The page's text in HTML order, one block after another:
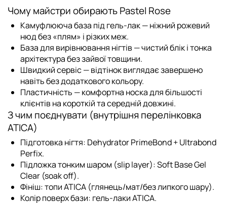
Чому майстри обирають Pastel Rose
Камуфлююча база під гель-лак— ніжний рожевий
нюд без «плям» і різких меж.
База для вирівнювання нігтів — чистий блік і тонка
архітектура без зайвої товщини.
Швидкий сервіс— відтінок виглядає завершено
навіть без додаткового кольору.
Пластичність — комфортна носка для більшості
клієнтів на короткій та середній довжині.
З чим поєднувати (внутрішня перелінковка
ATICA)
Підготовка нігтя: Dehydrator PrimeBond+Ultrabond
Perfix.
Підложка тонким шаром (slip layer):Soft Base Gel
Clear (soak off).
Фініш:топи ATICA (глянець/мат/без липкого шару).
Колір поверх бази: гель-лаки ATICA.